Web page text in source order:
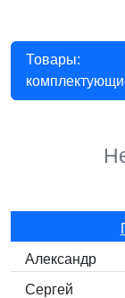
Товары:
Александр
Сергей